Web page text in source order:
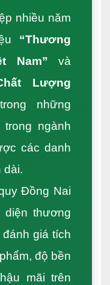
nhiều năm
“Thương
Nam” và
Lượng
những
ngành
các danh
dài.
Đồng Nai
diện thương
giá tích
độ bền
mãi trên